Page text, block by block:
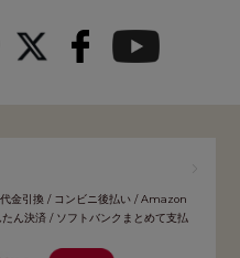
金引換 / コンビニ後払い / Amazon
ん決済 / ソフトバンクまとめて支払